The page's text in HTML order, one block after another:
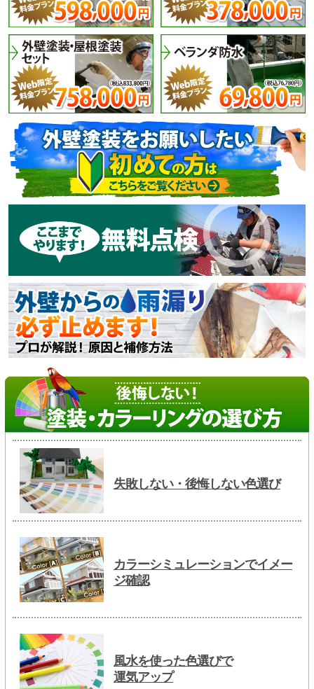
失敗しない・後悔しない色選び
カラーシミュレーションでイメー
ジ確認
風水を使った色選びで
運気アップ